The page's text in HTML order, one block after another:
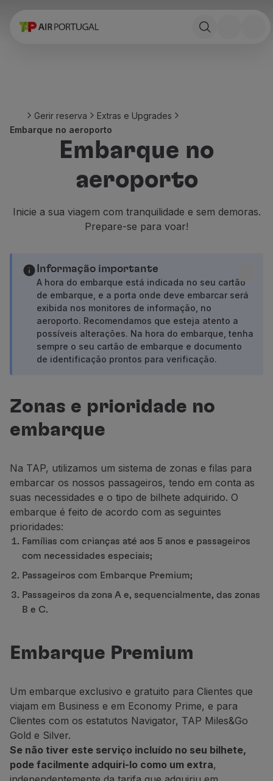
Reservar
Stopover
Informações de viagem
Viajar com animais
Grávidas
Requisitos e documentação
Voar em Economy Prime
Voar em Economy
Refeições a bordo
Entretenimento
Wi-Fi
Gerir reserva
Gestão da Reserva
TAP Vouchers
Extras
Alugar carro
Informações de Check-in
TAP Miles&Go
Programa TAP Miles&Go
Conhecer o Programa
Acumular milhas
Utilizar milhas
Parceiros
Club TAP Miles&Go
Promoções e Ofertas
Central de ajuda
Contactos
Informações úteis
Fatura online
Bagagem perdida / danificada
Voo atrasado / cancelado
Gerir reserva
Extras e Upgrades
Embarque no aeroporto
Embarque no
aeroporto
Inicie a sua viagem com tranquilidade e sem demoras.
Prepare-se para voar!
Informação importante
A hora do embarque está indicada no seu cartão
de embarque e a porta onde deve embarcar será
exibida nos monitores de informação, no
aeroporto. Recomendamos que esteja atento a
possíveis alterações. Na hora do embarque, tenha
sempre o seu cartão de embarque e documento
de identificação prontos para verificação.
Zonas e prioridade no
embarque
Na TAP, utilizamos um sistema de zonas e filas para
embarcar os nossos passageiros, tendo em conta as
suas necessidades e o tipo de bilhete adquirido. O
embarque é feito de acordo com as seguintes
prioridades:
Famílias com crianças até aos 5 anos e passageiros
com necessidades especiais;
Passageiros com Embarque Premium;
Passageiros da zona A e, sequencialmente, das zonas
B e C.
Embarque Premium
Um embarque exclusivo e gratuito para Clientes que
viajam em Business e em Economy Prime, e para
Clientes com os estatutos Navigator, TAP Miles&Go
Gold e Silver.
Se não tiver este serviço incluído no seu bilhete,
pode facilmente adquiri-lo como um extra,